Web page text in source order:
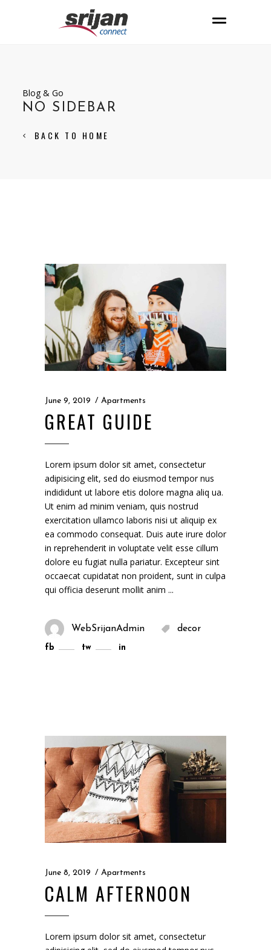
Blog & Go
NO SIDEBAR
BACK TO HOME
June 9, 2019 Apartments
GREAT GUIDE
Lorem ipsum dolor sit amet, consectetur
adipisicing elit, sed do eiusmod tempor nus
indididunt ut labore etis dolore magna aliq ua.
Ut enim ad minim veniam, quis nostrud
exercitation ullamco laboris nisi ut aliquip ex
ea commodo consequat. Duis aute irure dolor
in reprehenderit in voluptate velit esse cillum
dolore eu fugiat nulla pariatur. Excepteur sint
occaecat cupidatat non proident, sunt in culpa
qui officia deserunt mollit anim
WebSrijanAdmin decor
fb tw in
June 8, 2019 Apartments
CALM AFTERNOON
Lorem ipsum dolor sit amet, consectetur